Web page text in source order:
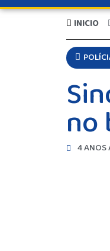
INICIO
no
4 ANOS